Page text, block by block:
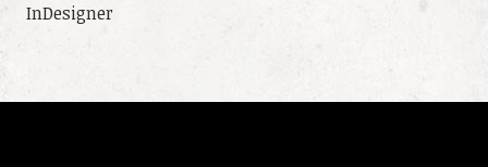
InDesigner